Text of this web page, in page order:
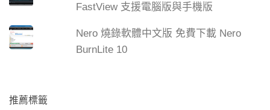
FastView 支援電腦版與手機版
Nero 燒錄軟體中文版 免費下載 Nero
BurnLite 10
推薦標籤